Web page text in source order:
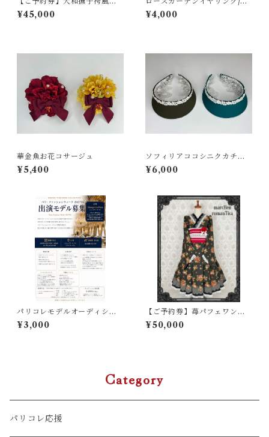
ンピース （新色）
¥45,000
アス
¥4,000
華金魚お花コサージュ
¥5,400
ソフィリアココシニクカチュ
ーシャ
¥6,000
パリコレモデルオーディショ
ン
¥3,000
【ご予約券】苺パフェワンピ
ース（黒、水色）
¥50,000
Category
パリコレ応援